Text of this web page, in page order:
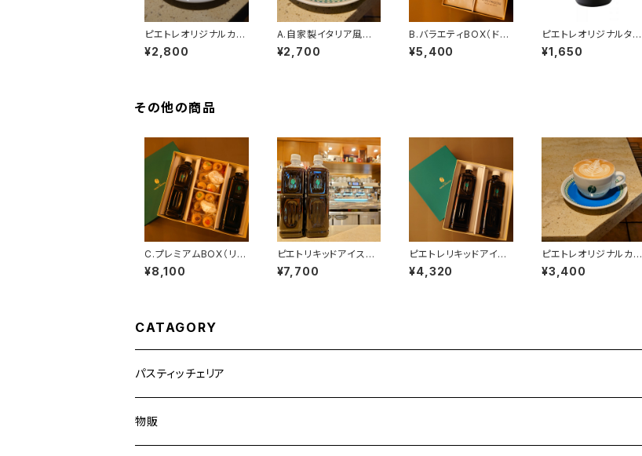
ピエトレオリジナルカッ
プ＆ソーサー（エスプレ
ッソカップ）
¥2,800
A.自家製イタリア風焼き
菓子詰め合わせ（１８個
入り）
¥2,700
B.バラエティBOX（ドリ
ップバッグ３２個）
¥5,400
ピエトレオリジナルタン
ブラー
¥1,650
その他の商品
C.プレミアムBOX（リキ
ッドアイスコーヒー２
本、自家製焼き菓子24
¥8,100
ピエトリキッドアイスコ
ーヒー（６本）
¥7,700
ピエトレリキッドアイス
コーヒー２本セット
¥4,320
ピエトレオリジナルカッ
プ＆ソーサー（６ozカッ
プ）
¥3,400
CATAGORY
パスティッチェリア
焼き菓子
物販